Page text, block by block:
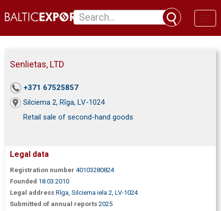
Senlietas, LTD
+371 67525857
Silciema 2, Rīga, LV-1024
Retail sale of second-hand goods
Legal data
Registration number 40103280824
Founded 18.03.2010
Legal address Rīga, Silciema iela 2, LV-1024
Submitted of annual reports 2025